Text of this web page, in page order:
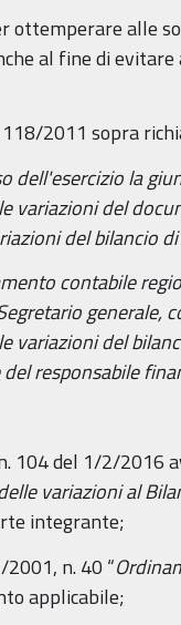
ottemperare alle
al fine di
118/2011 sopra
dell'esercizio la
variazioni del
del bilancio
contabile
generale,
variazioni del
responsabile
104 del 1/2/2016
variazioni al
integrante;
n. 40 “
applicabile;